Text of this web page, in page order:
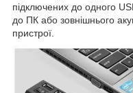
підключених до одного
до ПК або зовнішнього
пристрої.